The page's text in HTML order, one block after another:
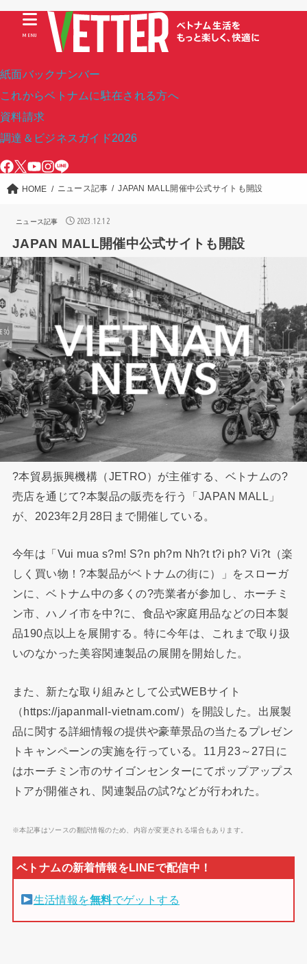
紙面バックナンバー
これからベトナムに駐在される方へ
資料請求
調達＆ビジネスガイド2026
MENU
HOME ニュース記事 JAPAN MALL開催中公式サイトも開設
ニュース記事 2023.12.12
JAPAN MALL開催中公式サイトも開設
?本貿易振興機構（JETRO）が主催する、ベトナムの?
売店を通じて?本製品の販売を行う「JAPAN MALL」
が、2023年2月28日まで開催している。
今年は「Vui mua s?m! S?n ph?m Nh?t t?i ph? Vi?t（楽
しく買い物！?本製品がベトナムの街に）」をスローガ
ンに、ベトナム中の多くの?売業者が参加し、ホーチミ
ン市、ハノイ市を中?に、食品や家庭用品などの日本製
品190点以上を展開する。特に今年は、これまで取り扱
いのなかった美容関連製品の展開を開始した。
また、新たな取り組みとして公式WEBサイト
（https://japanmall-vietnam.com/）を開設した。出展製
品に関する詳細情報の提供や豪華景品の当たるプレゼン
トキャンペーンの実施を行っている。11月23～27日に
はホーチミン市のサイゴンセンターにてポップアップス
トアが開催され、関連製品の試?などが行われた。
※本記事はソースの翻訳情報のため、内容が変更される場合もあります。
生活情報を無料でゲットする